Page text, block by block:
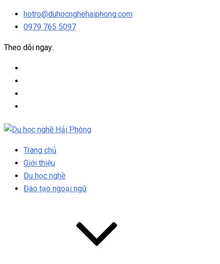
hotro@duhocnghehaiphong.com
0979 765 5097
Theo dõi ngay:
Trang chủ
Giới thiệu
Du học nghề
Đào tạo ngoại ngữ